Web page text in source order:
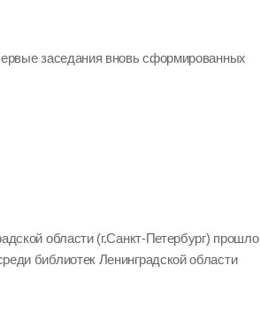
заседания вновь сформированных
области (г.Санкт-Петербург) прошло
библиотек Ленинградской области